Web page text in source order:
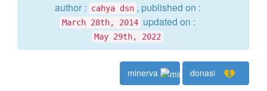
author :
cahya dsn , published on :
March 28th, 2014 updated on :
May 29th, 2022
minerva donasi